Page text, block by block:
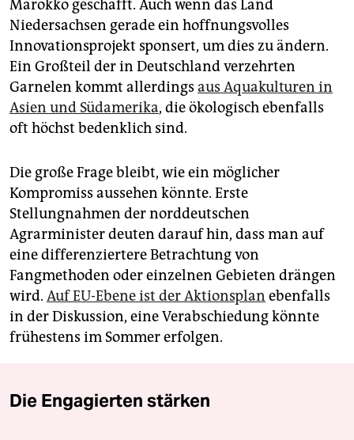
Marokko geschafft. Auch wenn das Land
Niedersachsen gerade ein hoffnungsvolles
Innovationsprojekt sponsert, um dies zu ändern.
Ein Großteil der in Deutschland verzehrten
Garnelen kommt allerdings aus Aquakulturen in
Asien und Südamerika, die ökologisch ebenfalls
oft höchst bedenklich sind.
Die große Frage bleibt, wie ein möglicher
Kompromiss aussehen könnte. Erste
Stellungnahmen der norddeutschen
Agrarminister deuten darauf hin, dass man auf
eine differenziertere Betrachtung von
Fangmethoden oder einzelnen Gebieten drängen
wird. Auf EU-Ebene ist der Aktionsplan ebenfalls
in der Diskussion, eine Verabschiedung könnte
frühestens im Sommer erfolgen.
Die Engagierten stärken